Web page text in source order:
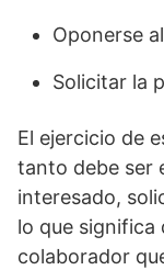
Oponerse
Solicitar la
El ejercicio de
tanto debe ser
interesado,
lo que significa
colaborador